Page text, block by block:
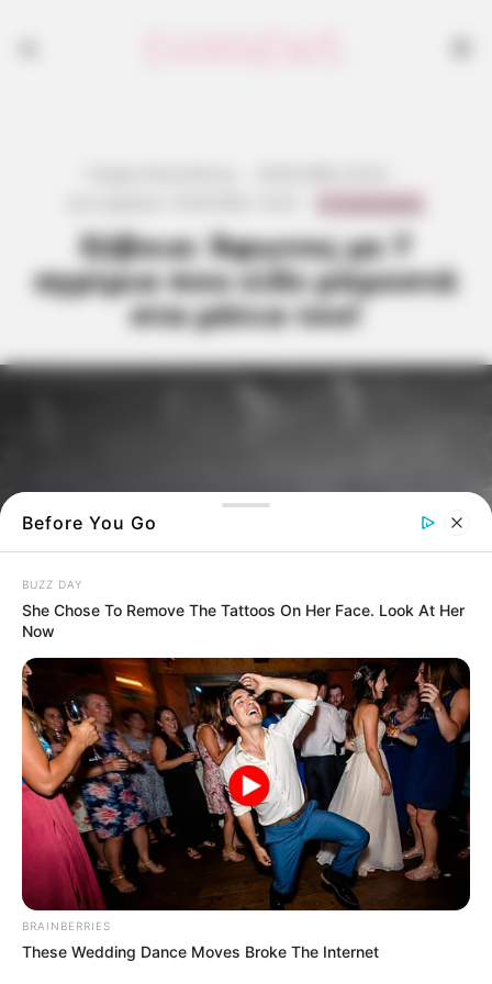
Εύβοια: Άφωνος με 7
αγρίμια που είδε μπροστά
στα μάτια του!
Αγρίμια στην Εύβοια
Δεν είναι για καρδιακούς αυτό που
αντίκρισε κάτοικος στην Εύβοια όταν είδε
7 αγρίμια να τον κοιτούν
Τρόμαξε για τα καλά με αυτό που αντίκρισε σε
περιοχή στην
ότι αν κάποιος είναι καρδιακός δεν θα άντεχε
Before You Go
BUZZ DAY
She Chose To Remove The Tattoos On Her Face. Look At Her
Now
BRAINBERRIES
These Wedding Dance Moves Broke The Internet